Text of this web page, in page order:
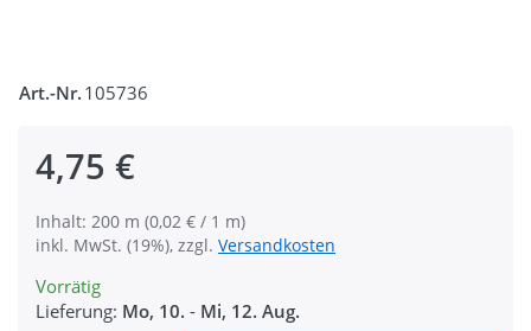
Art.-Nr. 105736
4,75 €
Inhalt: 200 m (0,02 € / 1 m)
inkl. MwSt. (19%), zzgl. Versandkosten
Vorrätig
Lieferung: Mo, 10. - Mi, 12. Aug.